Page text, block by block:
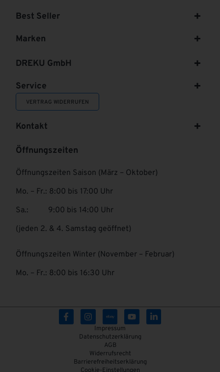
Best Seller
Marken
DREKU GmbH
Service
VERTRAG WIDERRUFEN
Kontakt
Öffnungszeiten
Öffnungszeiten Saison (März – Oktober)
Mo. – Fr.: 8:00 bis 17:00 Uhr
Sa.: 9:00 bis 14:00 Uhr
(jeden 2. & 4. Samstag geöffnet)
Öffnungszeiten Winter (November – Februar)
Mo. – Fr.: 8:00 bis 16:30 Uhr
Impressum
Datenschutzerklärung
AGB
Widerrufsrecht
Barrierefreiheitserklärung